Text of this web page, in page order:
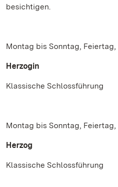
besichtigen.
Montag bis Sonntag, Feiertag,
Herzogin
Klassische Schlossführung
Montag bis Sonntag, Feiertag,
Herzog
Klassische Schlossführung